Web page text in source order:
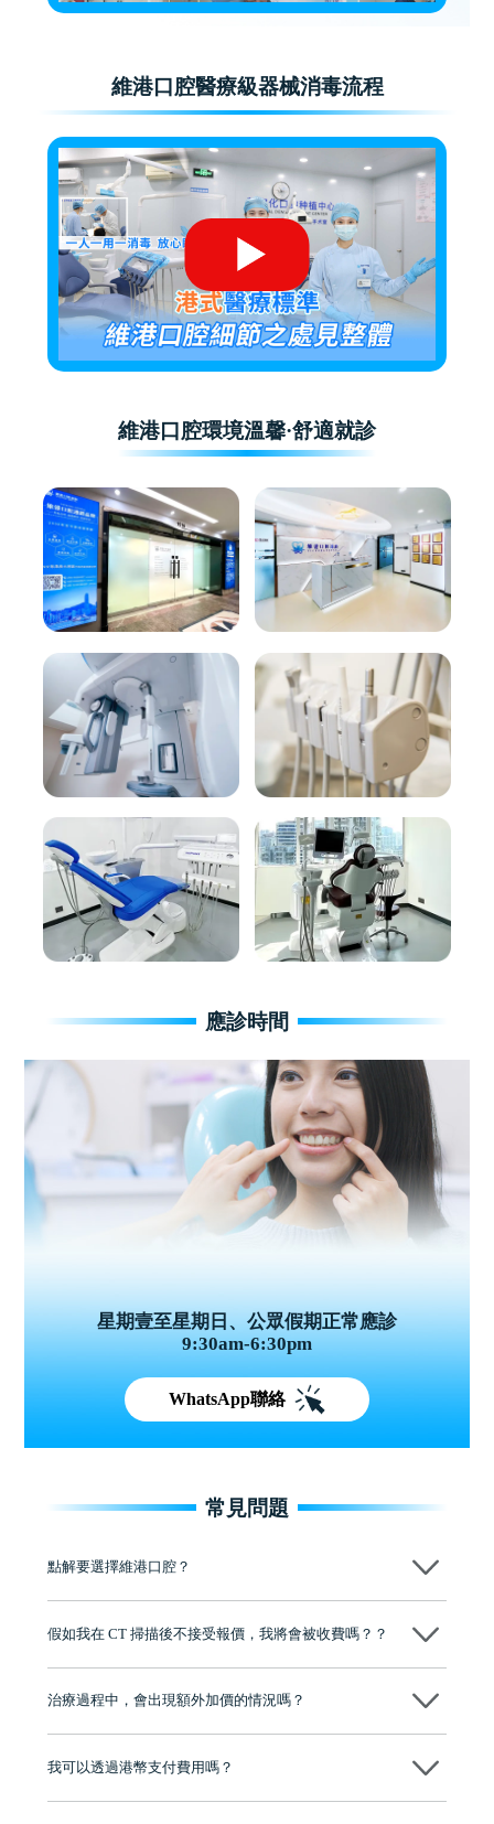
維港口腔醫療級器械消毒流程
維港口腔環境溫馨·舒適就診
應診時間
星期壹至星期日、公眾假期正常應診
9:30am-6:30pm
WhatsApp聯絡
常見問題
點解要選擇維港口腔？
牌」、「2025香港企業領袖品牌」，是諾貝爾種植系統全球放心植牙中
至今已服務超過三十個國家和地區的顧客，受到粵港澳大灣區及周邊城
市市民極高的口碑評價及信任推薦 珠海、深圳設有八大分院，香港亦設
有咨詢及服務保障中心，有任何問題都可以隨時預約免費咨詢，讓人十
假如我在 CT 掃描後不接受報價，我將會被收費嗎？？
治療過程中，會出現額外加價的情況嗎？
不會，治療前我們會詳細說明治療方案及對應的價錢，顧客同意並簽字
我可以透過港幣支付費用嗎？